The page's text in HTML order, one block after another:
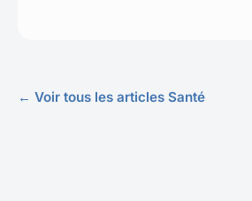
← Voir tous les articles Santé